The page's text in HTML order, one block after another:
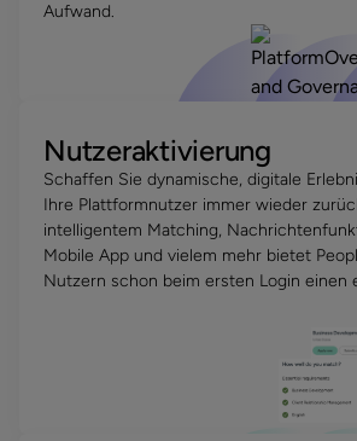
Aufwand.
Nutzeraktivierung
Schaffen Sie dynamische, digitale
Ihre Plattformnutzer immer wieder
intelligentem Matching,
Mobile App und vielem mehr bietet
Nutzern schon beim ersten Login einen